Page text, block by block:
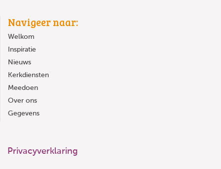
Navigeer naar:
Welkom
Inspiratie
Nieuws
Kerkdiensten
Meedoen
Over ons
Gegevens
Privacyverklaring